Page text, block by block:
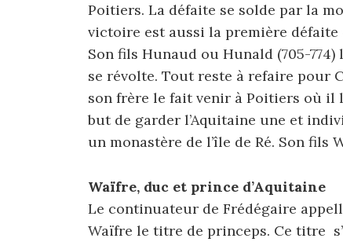
Poitiers. La défaite se solde par la
victoire est aussi la première défaite
Son fils Hunaud ou Hunald (705-
se révolte. Tout reste à refaire pour
son frère le fait venir à Poitiers où il
but de garder l’Aquitaine une et
un monastère de l’île de Ré. Son fils
Waïfre, duc et prince d’Aquitaine
Le continuateur de Frédégaire
Waïfre le titre de princeps. Ce titre